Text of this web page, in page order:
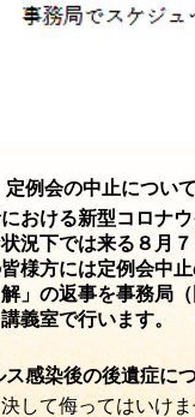
定例会の中止につい
おける新型コロナ
来る８月７日の
定例会中止の連
を事務局（岡理
で行います。
ス感染後の後遺症に
てはいけませ